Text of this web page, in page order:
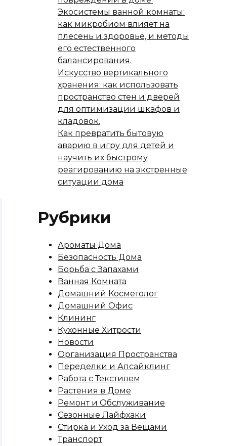
Экосистемы ванной комнаты:
как микробиом влияет на
плесень и здоровье, и методы
его естественного
балансирования.
Искусство вертикального
хранения: как использовать
пространство стен и дверей
для оптимизации шкафов и
кладовок.
Как превратить бытовую
аварию в игру для детей и
научить их быстрому
реагированию на экстренные
ситуации дома
Рубрики
Ароматы Дома
Безопасность Дома
Борьба с Запахами
Ванная Комната
Домашний Косметолог
Домашний Офис
Клининг
Кухонные Хитрости
Новости
Организация Пространства
Переделки и Апсайклинг
Работа с Текстилем
Растения в Доме
Ремонт и Обслуживание
Сезонные Лайфхаки
Стирка и Уход за Вещами
Транспорт